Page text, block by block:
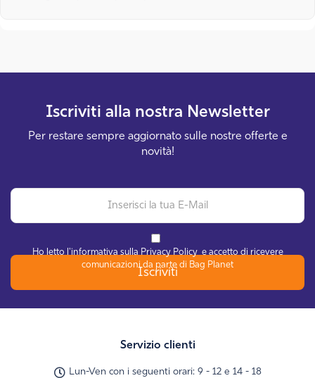
Iscriviti alla nostra Newsletter
Per restare sempre aggiornato sulle nostre offerte e
novità!
Iscriviti
Ho letto l'informativa sulla Privacy Policy e accetto di ricevere
comunicazioni da parte di Bag Planet
Servizio clienti
Lun-Ven con i seguenti orari: 9 - 12 e 14 - 18